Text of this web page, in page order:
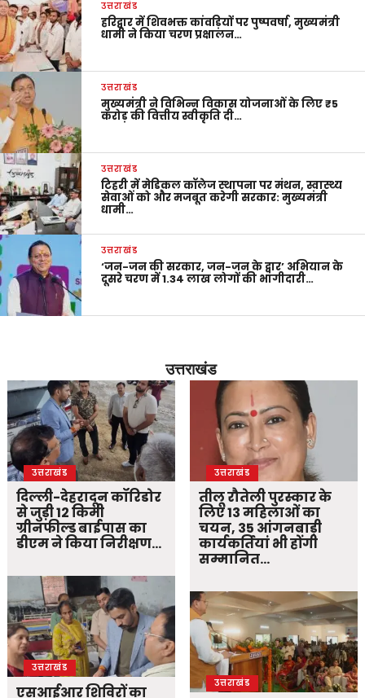
उत्तराखंड
हरिद्वार में शिवभक्त कांवड़ियों पर पुष्पवर्षा, मुख्यमंत्री
धामी ने किया चरण प्रक्षालन…
उत्तराखंड
मुख्यमंत्री ने विभिन्न विकास योजनाओं के लिए ₹5
करोड़ की वित्तीय स्वीकृति दी…
उत्तराखंड
टिहरी में मेडिकल कॉलेज स्थापना पर मंथन, स्वास्थ्य
सेवाओं को और मजबूत करेगी सरकार: मुख्यमंत्री
धामी…
उत्तराखंड
‘जन-जन की सरकार, जन-जन के द्वार’ अभियान के
दूसरे चरण में 1.34 लाख लोगों की भागीदारी…
उत्तराखंड
उत्तराखंड
दिल्ली-देहरादून कॉरिडोर
से जुड़ी 12 किमी
ग्रीनफील्ड बाईपास का
डीएम ने किया निरीक्षण…
उत्तराखंड
एसआईआर शिविरों का
उत्तराखंड
तीलू रौतेली पुरस्कार के
लिए 13 महिलाओं का
चयन, 35 आंगनबाड़ी
कार्यकर्तियां भी होंगी
सम्मानित…
उत्तराखंड